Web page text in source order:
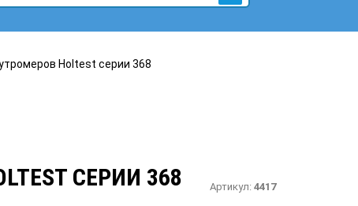
ИСКАТЬ
Holtest серии 368
СЕРИИ 368 Артикул:4417